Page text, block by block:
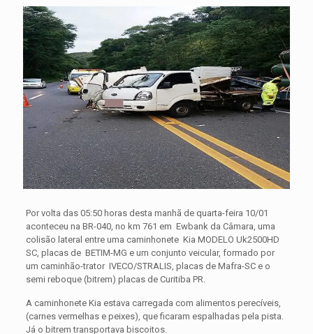
Por volta das 05:50 horas desta manhã de quarta-feira 10/01
aconteceu na BR-040, no km 761 em Ewbank da Câmara, uma
colisão lateral entre uma caminhonete Kia MODELO Uk2500HD
SC, placas de BETIM-MG e um conjunto veicular, formado por
um caminhão-trator IVECO/STRALIS, placas de Mafra-SC e o
semi reboque (bitrem) placas de Curitiba PR.
A caminhonete Kia estava carregada com alimentos perecíveis,
(carnes vermelhas e peixes), que ficaram espalhadas pela pista.
Já o bitrem transportava biscoitos.